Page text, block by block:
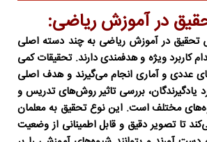
در آموزش ریاضی:
در آموزش ریاضی به چند دسته اصلی
کاربرد ویژه و هدفمندی دارند. تحقیقات کمی
عددی و آماری انجام می‌گیرند و هدف اصلی
یادگیرندگان، بررسی تاثیر روش‌های تدریس و
مختلف است. این نوع تحقیق به معلمان
تا تصویر دقیق و قابل اطمینانی از وضعیت